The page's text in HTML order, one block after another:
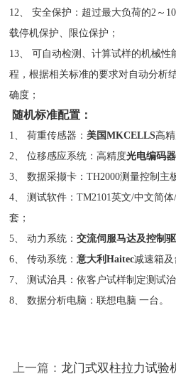
12、 安全保护：超过最大负荷的2～
载停机保护、限位保护；
13、 可自动检测、计算试样的机械
程，根据相关标准的要求对自动分析
确度；
随机标准配置：
1、 荷重传感器：美国MKCELLS高
2、 位移感应系统：高精度光电编码器
3、 数据采撷卡：TH2000测量控制主
4、 测试软件：TM2101英文/中文简
套；
5、 动力系统：交流伺服马达及控制
6、 传动系统：意大利Haitec减速箱及
7、 测试治具：依客户试样制定测试治
8、 数据分析电脑：联想电脑 一台。
上一篇： 龙门式双柱拉力试验